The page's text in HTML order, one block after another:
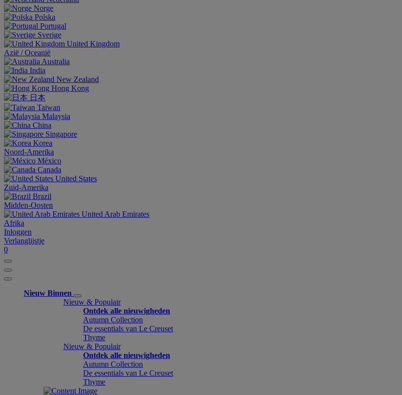
Norge
Polska
Portugal
Sverige
United Kingdom
Aziё / Oceaniё
Australia
India
New Zealand
Hong Kong
日本
Taiwan
Malaysia
China
Singapore
Korea
Noord-Amerika
México
Canada
United States
Zuid-Amerika
Brazil
Midden-Oosten
United Arab Emirates
Afrika
Inloggen
Verlanglijstje
0
Nieuw Binnen
Nieuw & Populair
Ontdek alle nieuwigheden
Autumn Collection
De essentials van Le Creuset
Thyme
Nieuw & Populair
Ontdek alle nieuwigheden
Autumn Collection
De essentials van Le Creuset
Thyme